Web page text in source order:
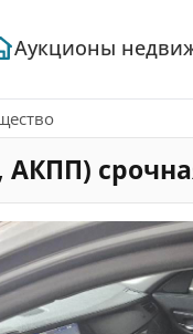
Аукционы
АКПП)